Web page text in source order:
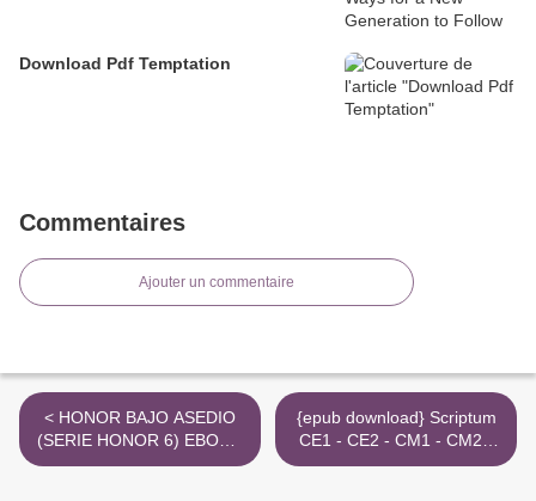
Download Pdf Temptation
Commentaires
Ajouter un commentaire
< HONOR BAJO ASEDIO
(SERIE HONOR 6) EBOOK
| RADCLYFFE | Descargar
{epub download} Scriptum
CE1 - CE2 - CM1 - CM2 -
6e - ULIS - Apprendre à